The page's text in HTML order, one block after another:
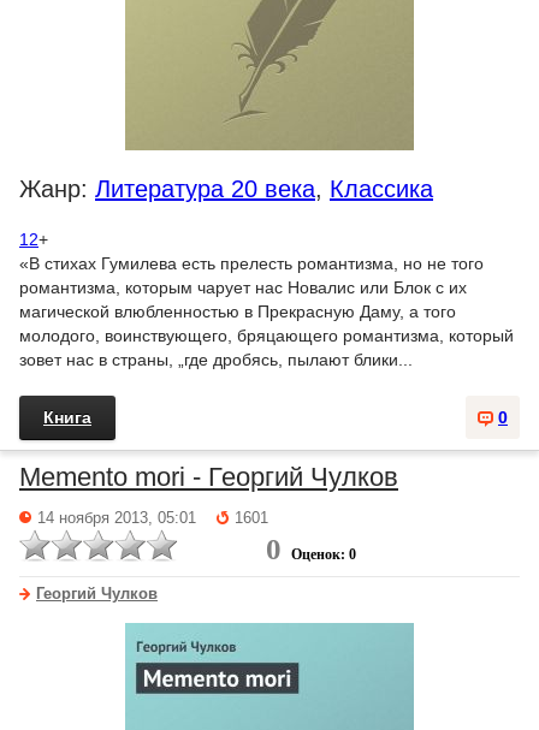
Жанр: Литература 20 века, Классика
12+
«В стихах Гумилева есть прелесть романтизма, но не того
романтизма, которым чарует нас Новалис или Блок с их
магической влюбленностью в Прекрасную Даму, а того
молодого, воинствующего, бряцающего романтизма, который
зовет нас в страны, „где дробясь, пылают блики...
0
Книга
Memento mori - Георгий Чулков
14 ноября 2013, 05:01 1601
0 Оценок: 0
Георгий Чулков